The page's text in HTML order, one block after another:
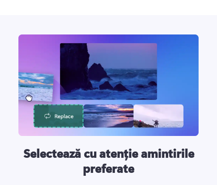
Selectează cu atenție amintirile
preferate